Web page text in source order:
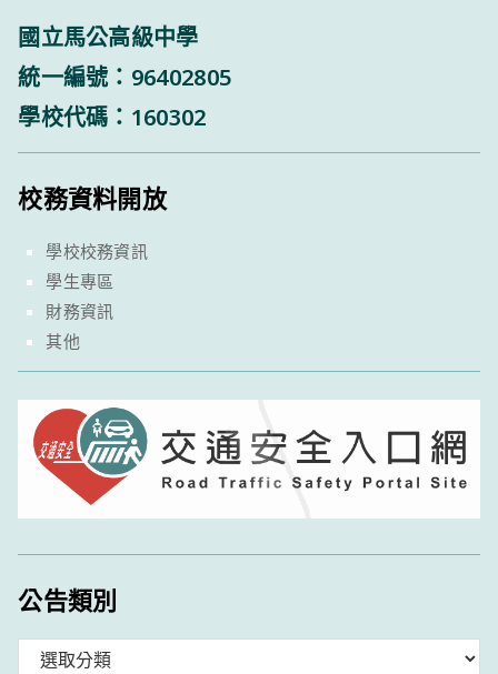
國立馬公高級中學
統一編號：96402805
學校代碼：160302
校務資料開放
學校校務資訊
學生專區
財務資訊
其他
公告類別